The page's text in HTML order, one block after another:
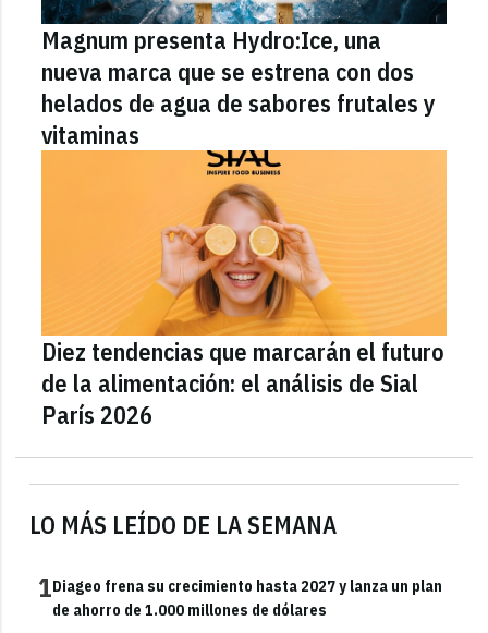
LO MÁS LEÍDO DE LA SEMANA
1Diageo frena su crecimiento hasta 2027 y lanza un plan
de ahorro de 1.000 millones de dólares
Magnum presenta Hydro:Ice, una
nueva marca que se estrena con dos
helados de agua de sabores frutales y
vitaminas
Diez tendencias que marcarán el futuro
de la alimentación: el análisis de Sial
París 2026